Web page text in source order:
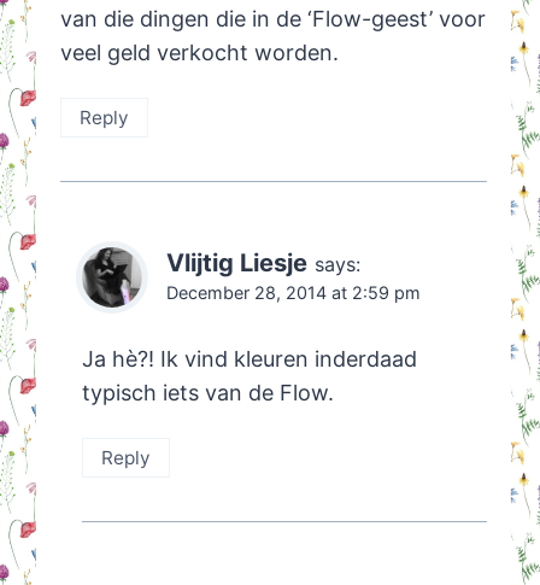
van die dingen die in de ‘Flow-geest’ voor
veel geld verkocht worden.
Reply
Vlijtig Liesje says:
December 28, 2014 at 2:59 pm
Ja hè?! Ik vind kleuren inderdaad
typisch iets van de Flow.
Reply